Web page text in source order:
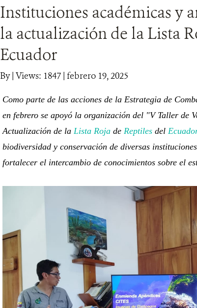
Instituciones académicas y
la actualización de la Lista
Ecuador
By| Views: 1847| febrero 19, 2025
Como parte de las acciones de la Estrategia de
en febrero se apoyó la organización del "V Taller de
Actualización de laLista RojadeReptilesdel
biodiversidad y conservación de diversas
fortalecer el intercambio de conocimientos sobre el